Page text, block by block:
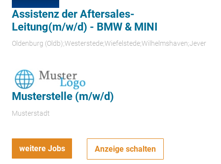
Assistenz der Aftersales-
Leitung(m/w/d) - BMW & MINI
Oldenburg (Oldb);Westerstede;Wiefelstede;Wilhelmshaven;Jever
Musterstelle (m/w/d)
Musterstadt
weitere Jobs Anzeige schalten